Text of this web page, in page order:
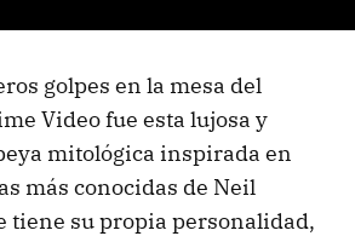
golpes en la mesa del
Video fue esta lujosa y
mitológica inspirada en
más conocidas de Neil
tiene su propia personalidad,